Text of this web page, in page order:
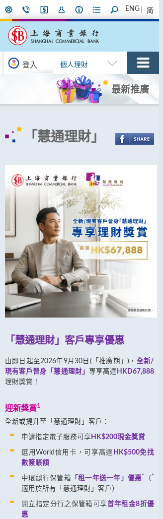
ENG 简
登入 個人理財
最新推廣
「慧通理財」
「慧通理財」客戶專享優惠
由即日起至2026年9月30日(「推廣期」)， 全新/
現有客戶晉身「慧通理財」 專享高達 HKD67,888
理財獎賞！
迎新獎賞1
全新或提升至「慧通理財」客戶：
申請指定電子服務可享 HK$200現金獎賞
選用World信用卡，可享高達 HK$500免找
數簽賬額
中環總行保管箱 「租一年送一年」優惠* （ *
適用於所有「慧通理財」客戶）
開立指定分行之保管箱可享 首年租金8折優
惠